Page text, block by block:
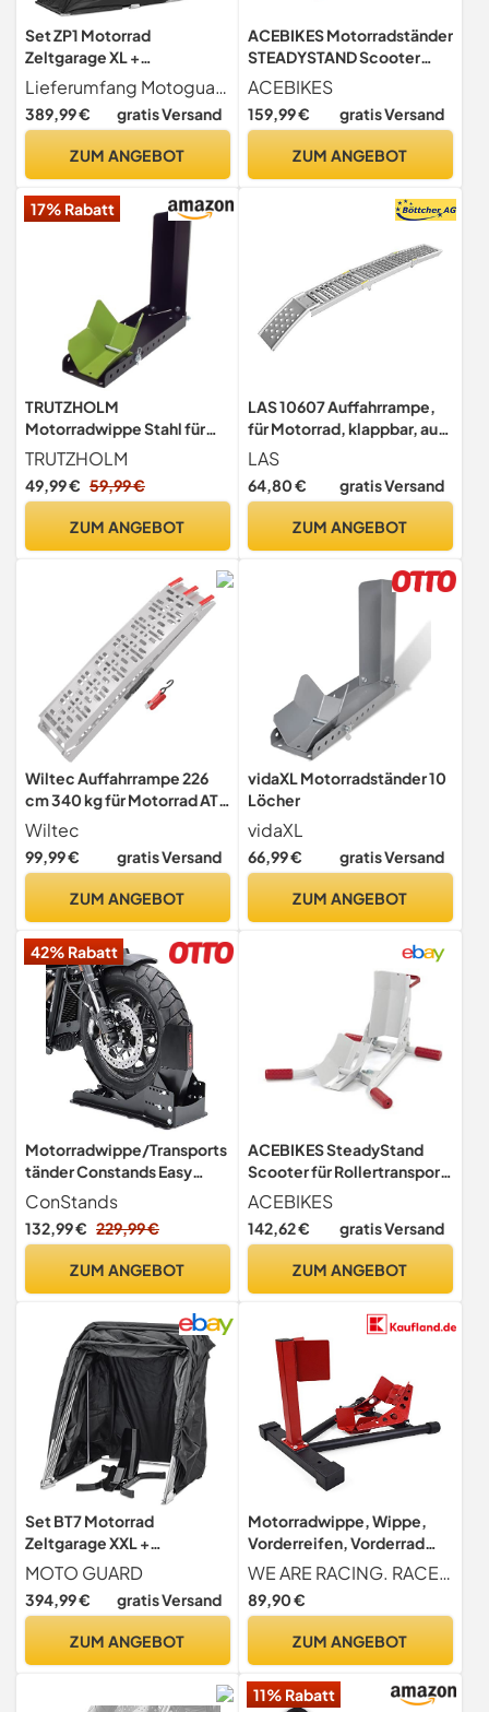
Set ZP1 Motorrad
Zeltgarage XL +
Motorradwippe Easy Plus
Lieferumfang Motoguard Zeltgarage XL, Motorradwippe. Set bestehend aus 1x Motoguard Zeltgarage XL und 1x Wippe Constands Easy Plus
389,99 € gratis Versand
ZUM ANGEBOT
ACEBIKES Motorradständer
STEADYSTAND Scooter
153, verzinkt
ACEBIKES
159,99 € gratis Versand
ZUM ANGEBOT
17% Rabatt
TRUTZHOLM
Motorradwippe Stahl für
Vorderrad Hinterrad 10-
Fach verstellbare
Radaufnahme Radgröße 8-
Reifenbreite bis 145 mm
Vorderradklemme in
TRUTZHOLM
49,99 € 59,99 €
ZUM ANGEBOT
LAS 10607 Auffahrrampe,
für Motorrad, klappbar, aus
Stahl, 200x26x5 cm
LAS
64,80 € gratis Versand
ZUM ANGEBOT
Wiltec Auffahrrampe 226
cm 340 kg für Motorrad ATV
Quad, Aluminium
Auffahrschiene faltbar,
Verladerampe rutschsicher
Wiltec
99,99 € gratis Versand
ZUM ANGEBOT
vidaXL Motorradständer 10
Löcher
vidaXL
66,99 € gratis Versand
ZUM ANGEBOT
42% Rabatt
Motorradwippe/Transports
tänder Constands Easy
Vario Fix einstellbar
schwarz
ConStands
132,99 € 229,99 €
ZUM ANGEBOT
ACEBIKES SteadyStand
Scooter für Rollertransport
10-13 Zoll
ACEBIKES
142,62 € gratis Versand
ZUM ANGEBOT
Set BT7 Motorrad
Zeltgarage XXL +
Motorradwippe Motoguard
DK3511
MOTO GUARD
394,99 € gratis Versand
ZUM ANGEBOT
Motorradwippe, Wippe,
Vorderreifen, Vorderrad
Halter, Motorradständer,
Motorradreifen,
Transportsicherung,
RACEFOXX
WE ARE RACING. RACEFOXX.COM
89,90 €
ZUM ANGEBOT
11% Rabatt